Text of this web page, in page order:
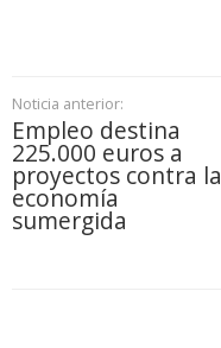
Noticia anterior:
Empleo destina
225.000 euros a
proyectos contra la
economía
sumergida